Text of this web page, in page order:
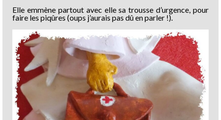
Elle emmène partout avec elle sa trousse d’urgence, pour
faire les piqûres (oups j’aurais pas dû en parler !).